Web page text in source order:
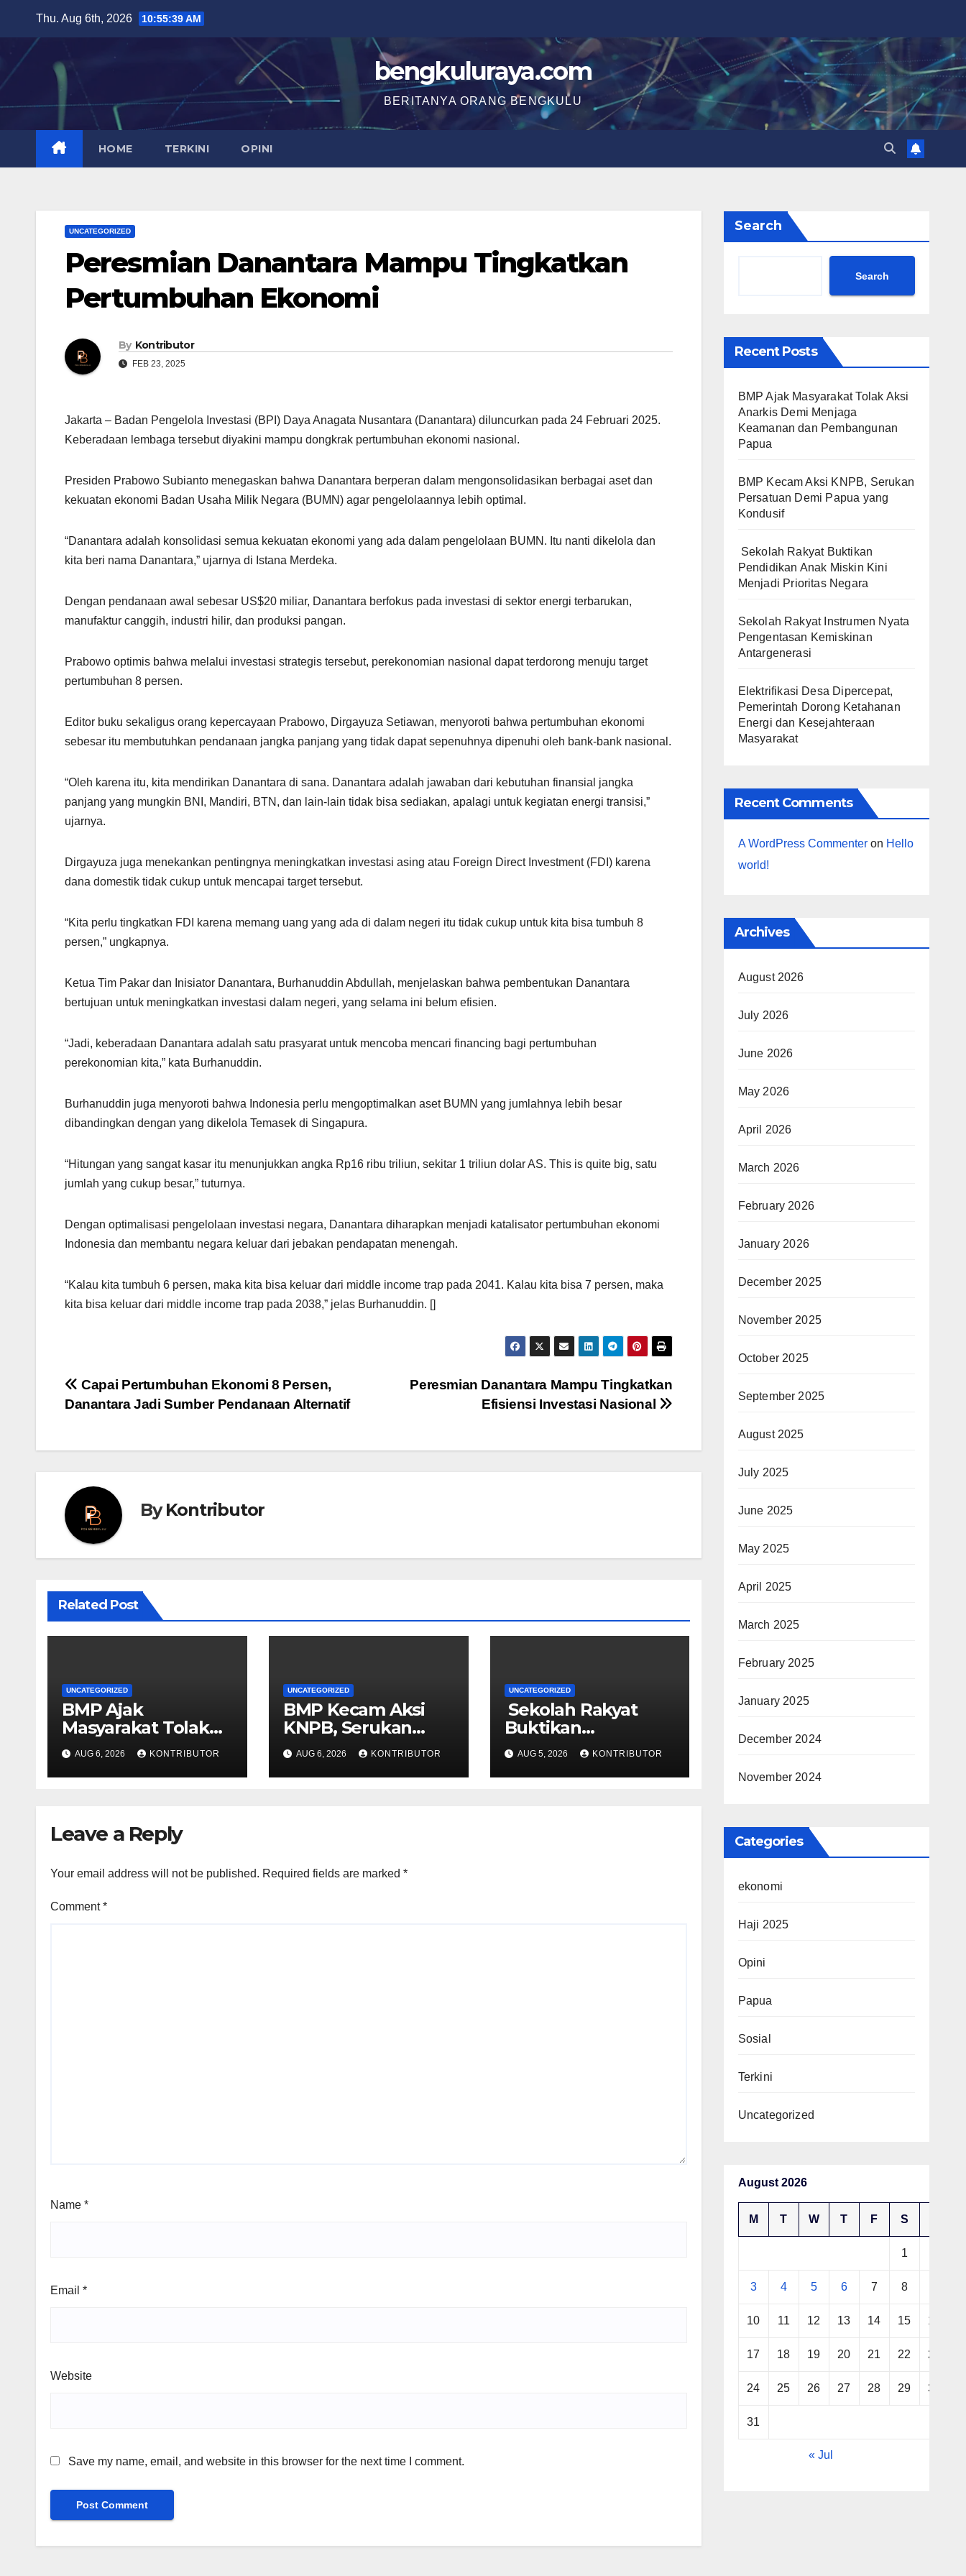
content
Thu. Aug 6th, 2026 10:55:40 AM
bengkuluraya.com
BERITANYA ORANG BENGKULU
HOME TERKINI OPINI
UNCATEGORIZED
Peresmian Danantara Mampu Tingkatkan
Pertumbuhan Ekonomi
By Kontributor
FEB 23, 2025
Jakarta – Badan Pengelola Investasi (BPI) Daya Anagata Nusantara (Danantara) diluncurkan pada 24 Februari 2025.
Keberadaan lembaga tersebut diyakini mampu dongkrak pertumbuhan ekonomi nasional.
Presiden Prabowo Subianto menegaskan bahwa Danantara berperan dalam mengonsolidasikan berbagai aset dan
kekuatan ekonomi Badan Usaha Milik Negara (BUMN) agar pengelolaannya lebih optimal.
“Danantara adalah konsolidasi semua kekuatan ekonomi yang ada dalam pengelolaan BUMN. Itu nanti dikelola dan
kita beri nama Danantara,” ujarnya di Istana Merdeka.
Dengan pendanaan awal sebesar US$20 miliar, Danantara berfokus pada investasi di sektor energi terbarukan,
manufaktur canggih, industri hilir, dan produksi pangan.
Prabowo optimis bahwa melalui investasi strategis tersebut, perekonomian nasional dapat terdorong menuju target
pertumbuhan 8 persen.
Editor buku sekaligus orang kepercayaan Prabowo, Dirgayuza Setiawan, menyoroti bahwa pertumbuhan ekonomi
sebesar itu membutuhkan pendanaan jangka panjang yang tidak dapat sepenuhnya dipenuhi oleh bank-bank nasional.
“Oleh karena itu, kita mendirikan Danantara di sana. Danantara adalah jawaban dari kebutuhan finansial jangka
panjang yang mungkin BNI, Mandiri, BTN, dan lain-lain tidak bisa sediakan, apalagi untuk kegiatan energi transisi,”
ujarnya.
Dirgayuza juga menekankan pentingnya meningkatkan investasi asing atau Foreign Direct Investment (FDI) karena
dana domestik tidak cukup untuk mencapai target tersebut.
“Kita perlu tingkatkan FDI karena memang uang yang ada di dalam negeri itu tidak cukup untuk kita bisa tumbuh 8
persen,” ungkapnya.
Ketua Tim Pakar dan Inisiator Danantara, Burhanuddin Abdullah, menjelaskan bahwa pembentukan Danantara
bertujuan untuk meningkatkan investasi dalam negeri, yang selama ini belum efisien.
“Jadi, keberadaan Danantara adalah satu prasyarat untuk mencoba mencari financing bagi pertumbuhan
perekonomian kita,” kata Burhanuddin.
Burhanuddin juga menyoroti bahwa Indonesia perlu mengoptimalkan aset BUMN yang jumlahnya lebih besar
dibandingkan dengan yang dikelola Temasek di Singapura.
“Hitungan yang sangat kasar itu menunjukkan angka Rp16 ribu triliun, sekitar 1 triliun dolar AS. This is quite big, satu
jumlah yang cukup besar,” tuturnya.
Dengan optimalisasi pengelolaan investasi negara, Danantara diharapkan menjadi katalisator pertumbuhan ekonomi
Indonesia dan membantu negara keluar dari jebakan pendapatan menengah.
“Kalau kita tumbuh 6 persen, maka kita bisa keluar dari middle income trap pada 2041. Kalau kita bisa 7 persen, maka
kita bisa keluar dari middle income trap pada 2038,” jelas Burhanuddin. []
Post
Peresmian Danantara Mampu Tingkatkan
Efisiensi Investasi Nasional
Capai Pertumbuhan Ekonomi 8 Persen,
Danantara Jadi Sumber Pendanaan Alternatif
ByKontributor
Related Post
UNCATEGORIZED
BMP Ajak
Masyarakat Tolak
Aksi Anarkis Demi
Menjaga Keamanan
dan Pembangunan
AUG 6, 2026 KONTRIBUTOR
UNCATEGORIZED
BMP Kecam Aksi
KNPB, Serukan
Persatuan Demi
Papua yang
Kondusif
AUG 6, 2026 KONTRIBUTOR
UNCATEGORIZED
Sekolah Rakyat
Buktikan
Pendidikan Anak
Miskin Kini Menjadi
Prioritas Negara
AUG 5, 2026 KONTRIBUTOR
Leave a Reply
Your email address will not be published. Required fields are marked *
Comment*
Name *
Email *
Website
Save my name, email, and website in this browser for the next time I comment.
Search
Search
Recent Posts
BMP Ajak Masyarakat Tolak Aksi
Anarkis Demi Menjaga
Keamanan dan Pembangunan
Papua
BMP Kecam Aksi KNPB, Serukan
Persatuan Demi Papua yang
Kondusif
Sekolah Rakyat Buktikan
Pendidikan Anak Miskin Kini
Menjadi Prioritas Negara
Sekolah Rakyat Instrumen Nyata
Pengentasan Kemiskinan
Antargenerasi
Elektrifikasi Desa Dipercepat,
Pemerintah Dorong Ketahanan
Energi dan Kesejahteraan
Masyarakat
Recent Comments
A WordPress Commenteron Hello
world!
Archives
August 2026
July 2026
June 2026
May 2026
April 2026
March 2026
February 2026
January 2026
December 2025
November 2025
October 2025
September 2025
August 2025
July 2025
June 2025
May 2025
April 2025
March 2025
February 2025
January 2025
December 2024
November 2024
Categories
ekonomi
Haji 2025
Opini
Papua
Sosial
Terkini
Uncategorized
August 2026
M T W T F S
1
3 4 5 6 7 8
10 11 12 13 14 15 16
17 18 19 20 21 22 23
24 25 26 27 28 29 30
31
« Jul